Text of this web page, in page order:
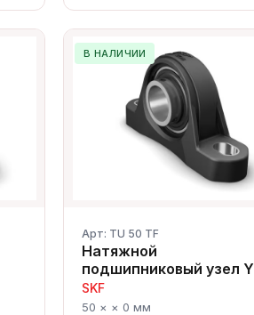
В НАЛИЧИИ
Арт: TU 50 TF
Натяжной
подшипниковый узел Y
SKF
50 × × 0 мм